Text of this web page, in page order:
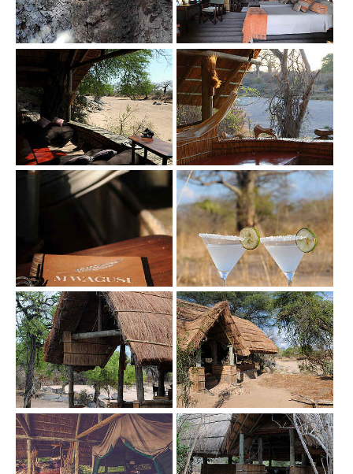
Show larger version Show larger version
Show larger version Show larger version
Show larger version Show larger version
Show larger version Show larger version